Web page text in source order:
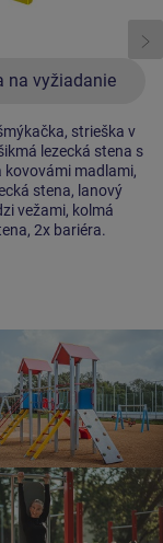
na vyžiadanie
strieška v
lezecká stena s
kovovámi madlami,
stena, lanový
vežami, kolmá
2x bariéra.